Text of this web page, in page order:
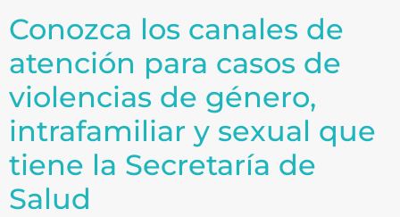
Conozca los canales de
atención para casos de
violencias de género,
intrafamiliar y sexual que
tiene la Secretaría de
Salud